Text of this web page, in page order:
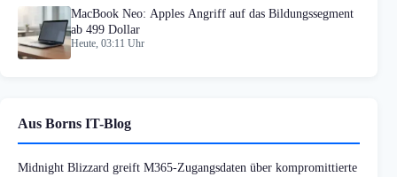
MacBook Neo: Apples Angriff auf das Bildungssegment
ab 499 Dollar
Heute, 03:11 Uhr
Aus Borns IT-Blog
Midnight Blizzard greift M365-Zugangsdaten über kompromittierte